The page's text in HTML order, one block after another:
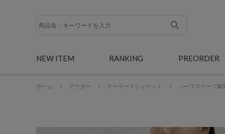
NEW ITEM RANKING PREORDER
ホーム > アウター > テーラードジャケット > ハーフスリーブ麻